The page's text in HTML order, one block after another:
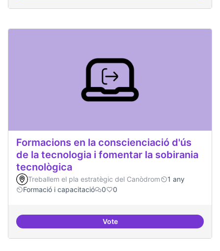
Formacions en la conscienciació d'ús
de la tecnologia i fomentar la sobirania
tecnològica
Treballem el pla estratègic del Canòdrom
1 any
Formació i capacitació
0 0
VoteFormacions en la